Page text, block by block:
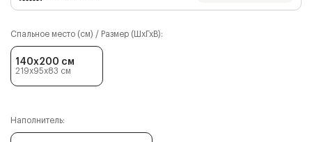
Спальное место (см) / Размер (ШхГхВ):
140x200 см
219x95x83 см
Наполнитель: